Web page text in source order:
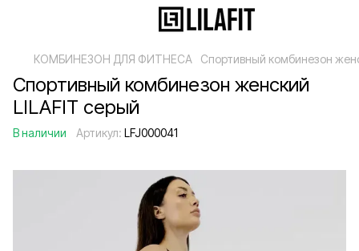
КОМБИНЕЗОН ДЛЯ ФИТНЕСА Спортивный комбинезон
Спортивный комбинезон женский
LILAFIT серый
В наличии Артикул: LFJ000041